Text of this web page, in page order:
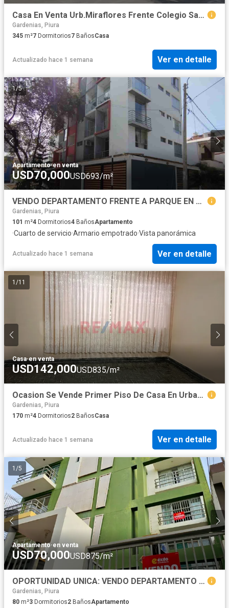
Casa En Venta Urb.Miraflores Frente Colegio San Jose De Tarbes
Gardenias, Piura
345 m²7 Dormitorios7 BañosCasa
Actualizado hace 1 semana Ver en detalle
1/5
Apartamento·en venta
USD70,000USD693/m²
VENDO DEPARTAMENTO FRENTE A PARQUE EN MIRAFLORES, CASTILLA
Gardenias, Piura
101 m²4 Dormitorios4 BañosApartamento
·Cuarto de servicio·Armario empotrado·Vista panorámica
Actualizado hace 1 semana Ver en detalle
1 /11
Casa·en venta
USD142,000USD835/m²
Ocasion Se Vende Primer Piso De Casa En Urbanización Miraflores
Gardenias, Piura
170 m²4 Dormitorios2 BañosCasa
Actualizado hace 1 semana Ver en detalle
1 /5
Apartamento·en venta
USD70,000USD875/m²
OPORTUNIDAD UNICA: VENDO DEPARTAMENTO CERCA AL PARQUE QUIÑONES, CASTILLA
Gardenias, Piura
80 m²3 Dormitorios2 BañosApartamento